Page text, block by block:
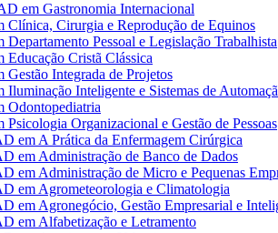
em Gastronomia Internacional
Clínica, Cirurgia e Reprodução de Equinos
Departamento Pessoal e Legislação Trabalhista
Educação Cristã Clássica
Gestão Integrada de Projetos
Iluminação Inteligente e Sistemas de
Odontopediatria
Psicologia Organizacional e Gestão de Pessoas
em A Prática da Enfermagem Cirúrgica
em Administração de Banco de Dados
em Administração de Micro e Pequenas
em Agrometeorologia e Climatologia
em Agronegócio, Gestão Empresarial e
em Alfabetização e Letramento